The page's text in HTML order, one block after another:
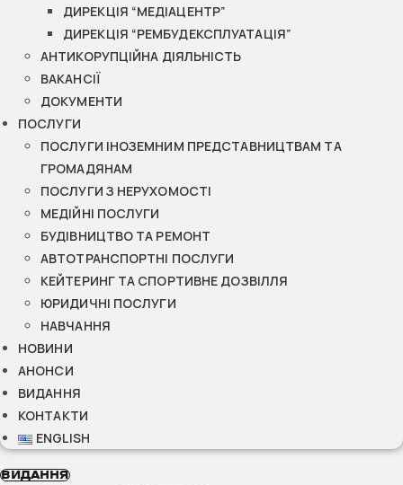
ДИРЕКЦІЯ “МЕДІАЦЕНТР”
ДИРЕКЦІЯ “РЕМБУДЕКСПЛУАТАЦІЯ”
АНТИКОРУПЦІЙНА ДІЯЛЬНІСТЬ
ВАКАНСІЇ
ДОКУМЕНТИ
ПОСЛУГИ
ПОСЛУГИ ІНОЗЕМНИМ ПРЕДСТАВНИЦТВАМ ТА
ГРОМАДЯНАМ
ПОСЛУГИ З НЕРУХОМОСТІ
МЕДІЙНІ ПОСЛУГИ
БУДІВНИЦТВО ТА РЕМОНТ
АВТОТРАНСПОРТНІ ПОСЛУГИ
КЕЙТЕРИНГ ТА СПОРТИВНЕ ДОЗВІЛЛЯ
ЮРИДИЧНІ ПОСЛУГИ
НАВЧАННЯ
НОВИНИ
АНОНСИ
ВИДАННЯ
КОНТАКТИ
ENGLISH
ВИДАННЯ